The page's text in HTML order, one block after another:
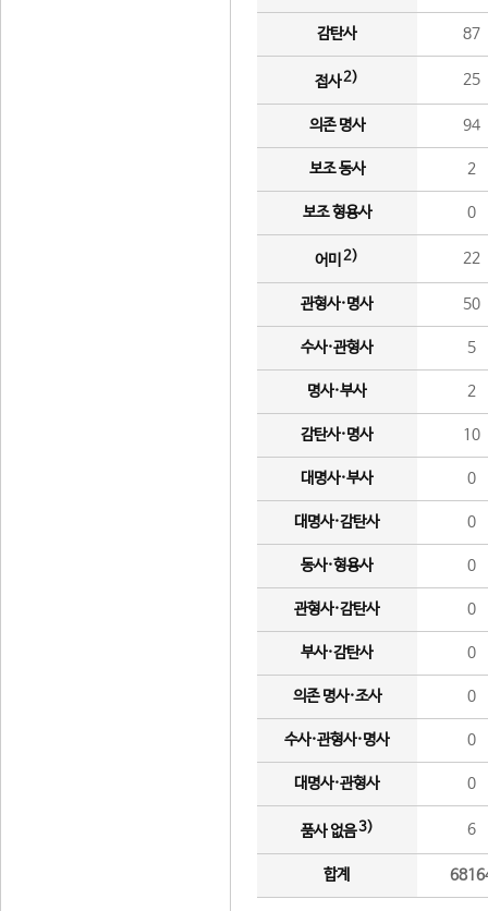
감탄사 87
접사2) 25
의존 명사 94
보조 동사 2
보조 형용사 0
어미 2) 22
관형사·명사 50
수사·관형사 5
명사·부사 2
감탄사·명사 10
대명사·부사 0
대명사·감탄사 0
동사·형용사 0
관형사·감탄사 0
부사·감탄사 0
의존 명사·조사 0
수사·관형사·명사 0
대명사·관형사 0
품사 없음3) 6
합계